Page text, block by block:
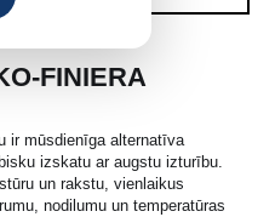
FINIERA
ir mūsdienīga alternatīva
izskatu ar augstu izturību.
un rakstu, vienlaikus
nodilumu un temperatūras